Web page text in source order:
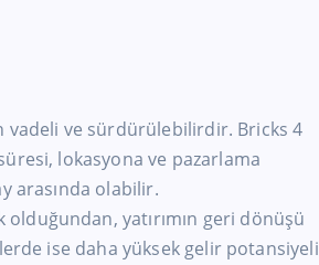
vadeli ve sürdürülebilirdir. Bricks 4
lokasyona ve pazarlama
arasında olabilir.
yatırımın geri dönüşü
ise daha yüksek gelir potansiyeli